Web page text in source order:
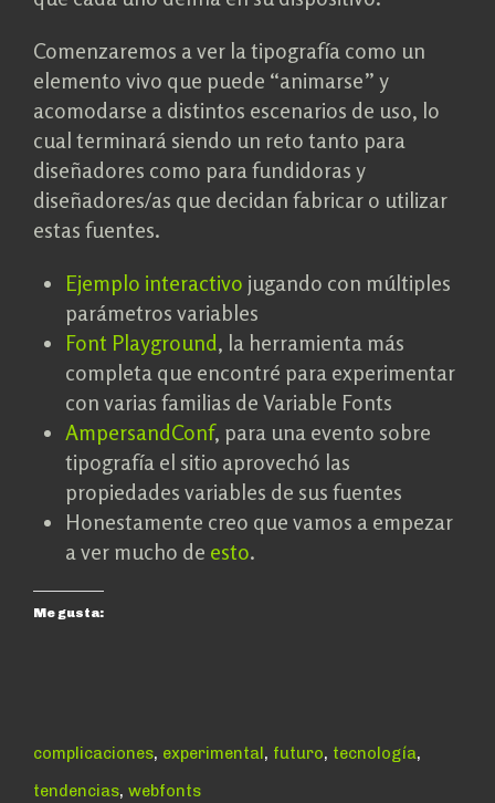
Comenzaremos a ver la tipografía como un
elemento vivo que puede “animarse” y
acomodarse a distintos escenarios de uso, lo
cual terminará siendo un reto tanto para
diseñadores como para fundidoras y
diseñadores/as que decidan fabricar o utilizar
estas fuentes.
Ejemplo interactivo jugando con múltiples
parámetros variables
Font Playground, la herramienta más
completa que encontré para experimentar
con varias familias de Variable Fonts
AmpersandConf, para una evento sobre
tipografía el sitio aprovechó las
propiedades variables de sus fuentes
Honestamente creo que vamos a empezar
a ver mucho de esto.
Me gusta:
complicaciones, experimental , futuro, tecnología,
tendencias, webfonts